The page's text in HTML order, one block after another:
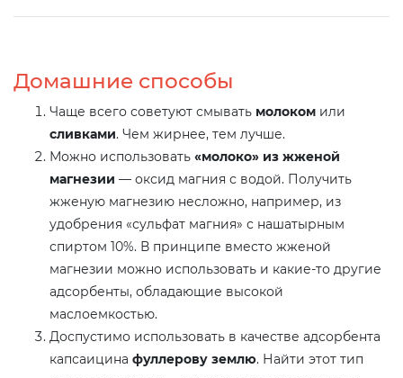
Домашние способы
Чаще всего советуют смывать молоком или
сливками. Чем жирнее, тем лучше.
Можно использовать «молоко» из жженой
магнезии — оксид магния с водой. Получить
жженую магнезию несложно, например, из
удобрения «сульфат магния» с нашатырным
спиртом 10%. В принципе вместо жженой
магнезии можно использовать и какие-то другие
адсорбенты, обладающие высокой
маслоемкостью.
Доспустимо использовать в качестве адсорбента
капсаицина фуллерову землю. Найти этот тип